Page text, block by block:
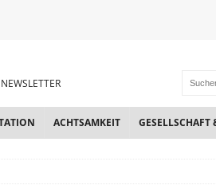
NEWSLETTER
ACHTSAMKEIT GESELLSCHAFT